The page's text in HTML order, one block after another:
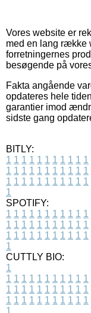
Vores website er
med en lang række
forretningernes
besøgende på
Fakta angående
opdateres hele
garantier imod
sidste gang
BITLY:
1 1 1 1 1 1 1 1 1 1 1
1 1 1 1 1 1 1 1 1 1 1
1 1 1 1 1 1 1 1 1 1 1
1
SPOTIFY:
1 1 1 1 1 1 1 1 1 1 1
1 1 1 1 1 1 1 1 1 1 1
1 1 1 1 1 1 1 1 1 1 1
1
CUTTLY BIO:
1
1 1 1 1 1 1 1 1 1 1 1
1 1 1 1 1 1 1 1 1 1 1
1 1 1 1 1 1 1 1 1 1 1
1